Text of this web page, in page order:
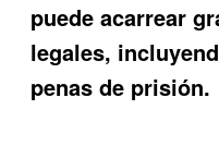
puede acarrear
legales,
penas de prisión.